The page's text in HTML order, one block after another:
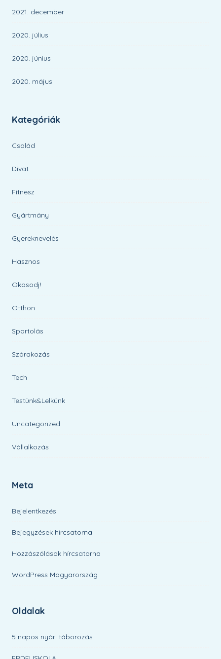
2021. december
2020. július
2020. június
2020. május
Kategóriák
Család
Divat
Fitnesz
Gyártmány
Gyereknevelés
Hasznos
Okosodj!
Otthon
Sportolás
Szórakozás
Tech
Testünk&Lelkünk
Uncategorized
Vállalkozás
Meta
Bejelentkezés
Bejegyzések hírcsatorna
Hozzászólások hírcsatorna
WordPress Magyarország
Oldalak
5 napos nyári táborozás